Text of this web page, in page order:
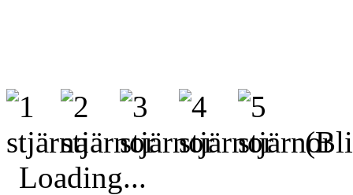
(Bli
Loading...